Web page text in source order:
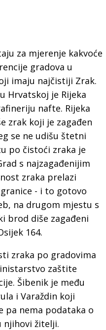
za mjerenje kakvoće
gradova u
imaju najčistiji Zrak.
Hrvatskoj je Rijeka
nafte. Rijeka
zrak koji je zagađen
se ne udišu štetni
po čistoći zraka je
s najzagađenijim
zraka prelazi
- i to gotovo
na drugom mjestu s
brod diše zagađeni
164.
zraka po gradovima
zaštite
Šibenik je među
i Varaždin koji
pa nema podataka o
njihovi žitelji.